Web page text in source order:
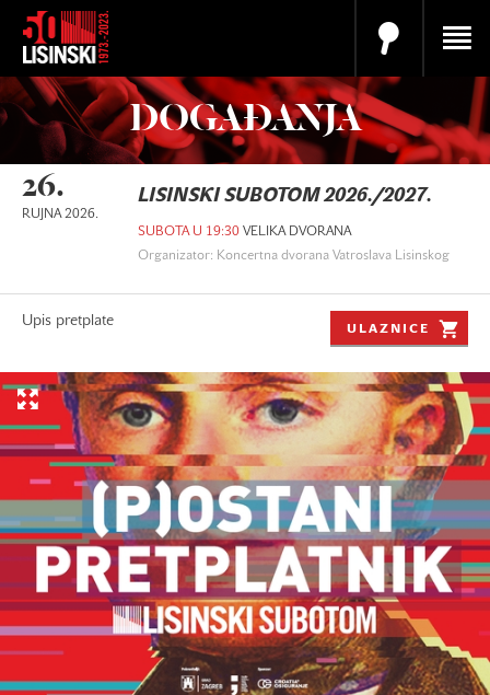
DOGAĐANJA
26.
RUJNA 2026.
LISINSKI SUBOTOM 2026./2027.
SUBOTA U 19:30 VELIKA DVORANA
Organizator: Koncertna dvorana Vatroslava Lisinskog
Upis pretplate
ULAZNICE